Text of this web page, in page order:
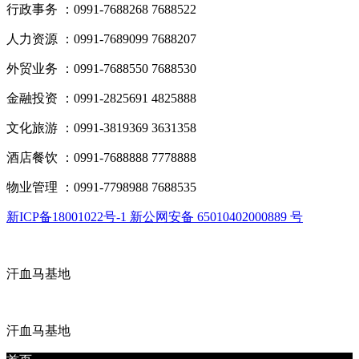
行政事务 ：0991-7688268 7688522
人力资源 ：0991-7689099 7688207
外贸业务 ：0991-7688550 7688530
金融投资 ：0991-2825691 4825888
文化旅游 ：0991-3819369 3631358
酒店餐饮 ：0991-7688888 7778888
物业管理 ：0991-7798988 7688535
新ICP备18001022号-1 新公网安备 65010402000889 号
汗血马基地
汗血马基地